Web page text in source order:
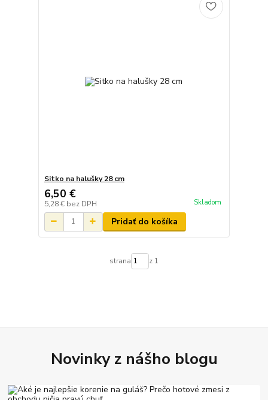
Sitko na halušky 28 cm
6,50 €
5,28 € bez DPH Skladom
Pridať do košíka
strana z 1
Novinky z nášho blogu